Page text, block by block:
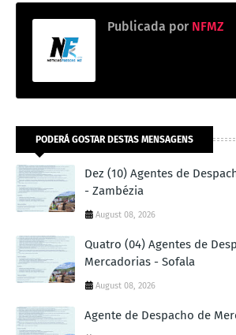
Publicada por NFMZ
PODERÁ GOSTAR DESTAS MENSAGENS
Dez (10) Agentes de
- Zambézia
August 08, 2026
Quatro (04) Agentes de
Mercadorias - Sofala
August 08, 2026
Agente de Despacho de